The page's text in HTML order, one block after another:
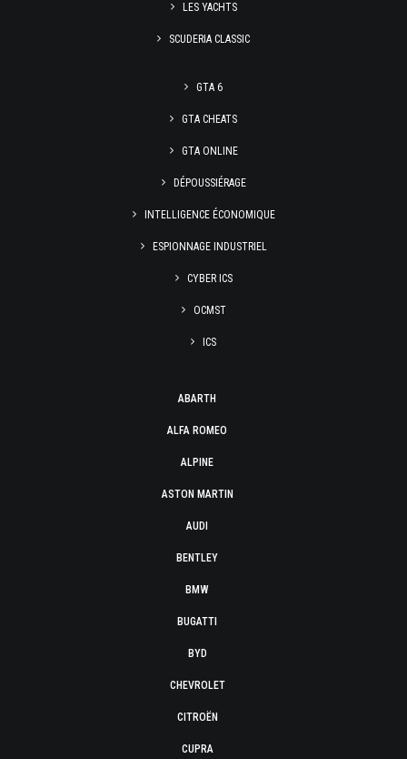
LES YACHTS
SCUDERIA CLASSIC
GTA 6
GTA CHEATS
GTA ONLINE
DÉPOUSSIÉRAGE
INTELLIGENCE ÉCONOMIQUE
ESPIONNAGE INDUSTRIEL
CYBER ICS
OCMST
ICS
ABARTH
ALFA ROMEO
ALPINE
ASTON MARTIN
AUDI
BENTLEY
BMW
BUGATTI
BYD
CHEVROLET
CITROËN
CUPRA